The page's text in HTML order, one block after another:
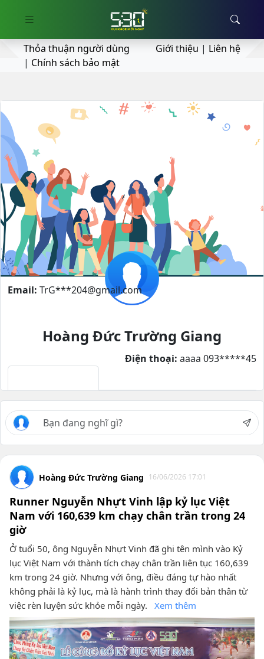
Thỏa thuận người dùng
| Chính sách bảo mật
Giới thiệu | Liên hệ
Email: TrG***204@gmail.com
Hoàng Đức Trường Giang
Điện thoại: aaaa 093*****45
Hoàng Đức Trường Giang 16/06/2026 17:01
Runner Nguyễn Nhựt Vinh lập kỷ lục Việt
Nam với 160,639 km chạy chân trần trong 24
giờ
Ở tuổi 50, ông Nguyễn Nhựt Vinh đã ghi tên mình vào Kỷ
lục Việt Nam với thành tích chạy chân trần liên tục 160,639
km trong 24 giờ. Nhưng với ông, điều đáng tự hào nhất
không phải là kỷ lục, mà là hành trình thay đổi bản thân từ
việc rèn luyện sức khỏe mỗi ngày.
Xem thêm